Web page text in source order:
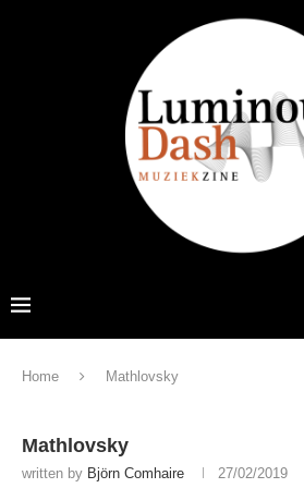
Home Mathlovsky
Mathlovsky
written by Björn Comhaire 27/02/2019